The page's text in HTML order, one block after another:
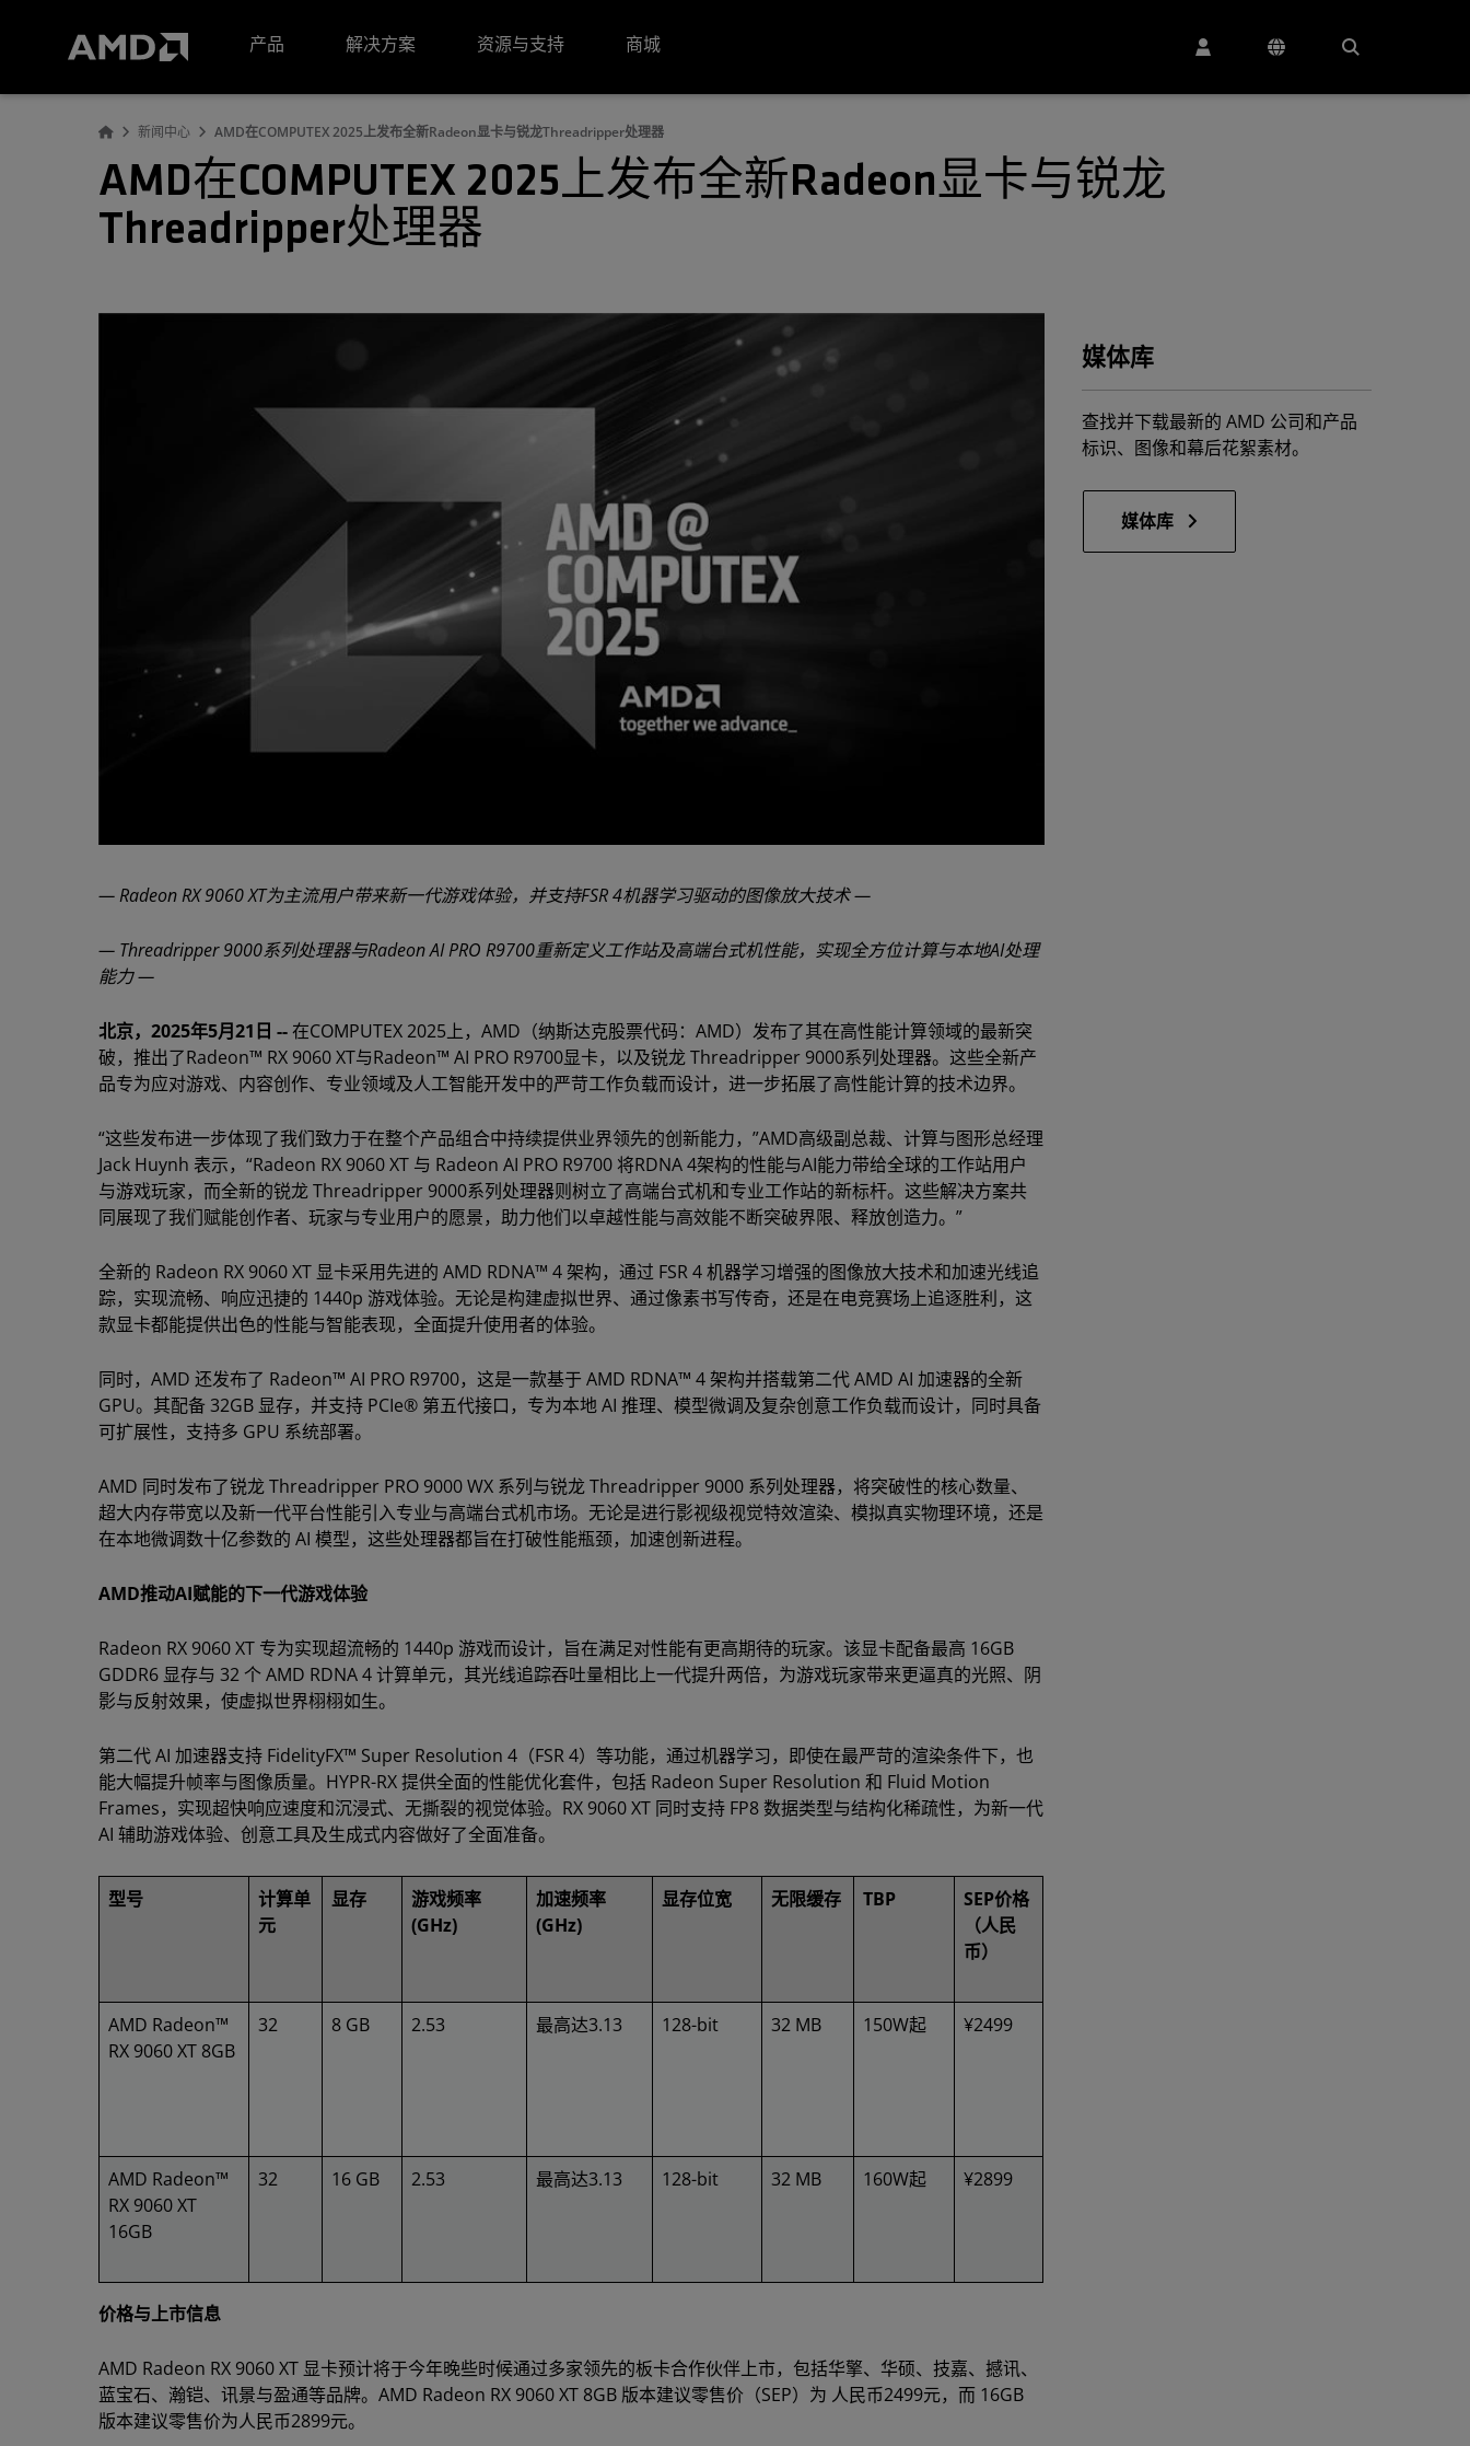
产品
解决方案 资源与支持 商城
新闻中心 AMD在COMPUTEX 2025上发布全新Radeon显卡与锐龙Threadripper处理器
AMD在COMPUTEX 2025上发布全新Radeon显卡与锐龙
Threadripper处理器
— Radeon RX 9060 XT为主流用户带来新一代游戏体验，并支持FSR 4机器学习驱动的图像放大技术 —
— Threadripper 9000系列处理器与Radeon AI PRO R9700重新定义工作站及高端台式机性能，实现全方位计算与本地AI处理
能力 —
北京，2025年5月21日 --在COMPUTEX 2025上，AMD（纳斯达克股票代码：AMD）发布了其在高性能计算领域的最新突
破，推出了Radeon™ RX 9060 XT与Radeon™ AI PRO R9700显卡，以及锐龙 Threadripper 9000系列处理器。这些全新产
品专为应对游戏、内容创作、专业领域及人工智能开发中的严苛工作负载而设计，进一步拓展了高性能计算的技术边界。
“这些发布进一步体现了我们致力于在整个产品组合中持续提供业界领先的创新能力，”AMD高级副总裁、计算与图形总经理
Jack Huynh 表示，“Radeon RX 9060 XT 与 Radeon AI PRO R9700 将RDNA 4架构的性能与AI能力带给全球的工作站用户
与游戏玩家，而全新的锐龙 Threadripper 9000系列处理器则树立了高端台式机和专业工作站的新标杆。这些解决方案共
同展现了我们赋能创作者、玩家与专业用户的愿景，助力他们以卓越性能与高效能不断突破界限、释放创造力。”
全新的 Radeon RX 9060 XT 显卡采用先进的 AMD RDNA™ 4 架构，通过 FSR 4 机器学习增强的图像放大技术和加速光线追
踪，实现流畅、响应迅捷的 1440p 游戏体验。无论是构建虚拟世界、通过像素书写传奇，还是在电竞赛场上追逐胜利，这
款显卡都能提供出色的性能与智能表现，全面提升使用者的体验。
同时，AMD 还发布了 Radeon™ AI PRO R9700，这是一款基于 AMD RDNA™ 4 架构并搭载第二代 AMD AI 加速器的全新
GPU。其配备 32GB 显存，并支持 PCIe® 第五代接口，专为本地 AI 推理、模型微调及复杂创意工作负载而设计，同时具备
可扩展性，支持多 GPU 系统部署。
AMD 同时发布了锐龙 Threadripper PRO 9000 WX 系列与锐龙 Threadripper 9000 系列处理器，将突破性的核心数量、
超大内存带宽以及新一代平台性能引入专业与高端台式机市场。无论是进行影视级视觉特效渲染、模拟真实物理环境，还是
在本地微调数十亿参数的 AI 模型，这些处理器都旨在打破性能瓶颈，加速创新进程。
AMD推动AI赋能的下一代游戏体验
Radeon RX 9060 XT 专为实现超流畅的 1440p 游戏而设计，旨在满足对性能有更高期待的玩家。该显卡配备最高 16GB
GDDR6 显存与 32 个 AMD RDNA 4 计算单元，其光线追踪吞吐量相比上一代提升两倍，为游戏玩家带来更逼真的光照、阴
影与反射效果，使虚拟世界栩栩如生。
第二代 AI 加速器支持 FidelityFX™ Super Resolution 4（FSR 4）等功能，通过机器学习，即使在最严苛的渲染条件下，也
能大幅提升帧率与图像质量。HYPR-RX 提供全面的性能优化套件，包括 Radeon Super Resolution 和 Fluid Motion
Frames，实现超快响应速度和沉浸式、无撕裂的视觉体验。RX 9060 XT 同时支持 FP8 数据类型与结构化稀疏性，为新一代
AI 辅助游戏体验、创意工具及生成式内容做好了全面准备。
型号
计算单
元
显存
游戏频率
(GHz)
加速频率
(GHz)
显存位宽 无限缓存 TBP
SEP价格
（人民
币）
AMD Radeon™
RX 9060 XT 8GB
32 8 GB 2.53 最高达3.13 128-bit 32 MB 150W起 ¥2499
AMD Radeon™
RX 9060 XT
16GB
32 16 GB 2.53 最高达3.13 128-bit 32 MB 160W起 ¥2899
价格与上市信息
AMD Radeon RX 9060 XT 显卡预计将于今年晚些时候通过多家领先的板卡合作伙伴上市，包括华擎、华硕、技嘉、撼讯、
蓝宝石、瀚铠、讯景与盈通等品牌。AMD Radeon RX 9060 XT 8GB 版本建议零售价（SEP）为 人民币2499元，而 16GB
版本建议零售价为人民币2899元。
媒体库
查找并下载最新的 AMD 公司和产品
标识、图像和幕后花絮素材。
媒体库